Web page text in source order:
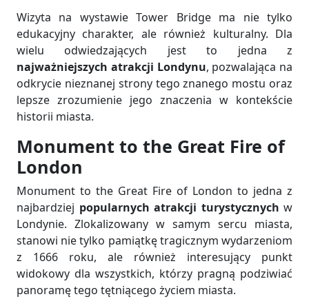
Wizyta na wystawie Tower Bridge ma nie tylko
edukacyjny charakter, ale również kulturalny. Dla
wielu odwiedzających jest to jedna z
najważniejszych atrakcji Londynu, pozwalająca na
odkrycie nieznanej strony tego znanego mostu oraz
lepsze zrozumienie jego znaczenia w kontekście
historii miasta.
Monument to the Great Fire of
London
Monument to the Great Fire of London to jedna z
najbardziej popularnych atrakcji turystycznych w
Londynie. Zlokalizowany w samym sercu miasta,
stanowi nie tylko pamiątkę tragicznym wydarzeniom
z 1666 roku, ale również interesujący punkt
widokowy dla wszystkich, którzy pragną podziwiać
panoramę tego tętniącego życiem miasta.